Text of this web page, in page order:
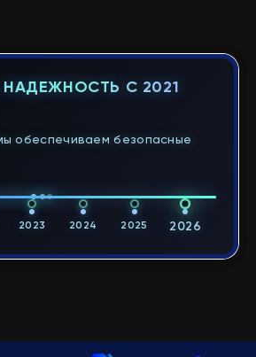
НАДЕЖНОСТЬ С 2021
обеспечиваем безопасные
2023 2024 2025 2026